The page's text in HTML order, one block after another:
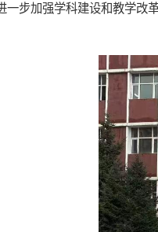
一步加强学科建设和教学改